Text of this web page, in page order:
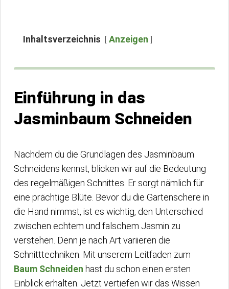
Inhaltsverzeichnis Anzeigen
Einführung in das
Jasminbaum Schneiden
Nachdem du die Grundlagen des Jasminbaum
Schneidens kennst, blicken wir auf die Bedeutung
des regelmäßigen Schnittes. Er sorgt nämlich für
eine prächtige Blüte. Bevor du die Gartenschere in
die Hand nimmst, ist es wichtig, den Unterschied
zwischen echtem und falschem Jasmin zu
verstehen. Denn je nach Art variieren die
Schnitttechniken. Mit unserem Leitfaden zum
Baum Schneiden hast du schon einen ersten
Einblick erhalten. Jetzt vertiefen wir das Wissen